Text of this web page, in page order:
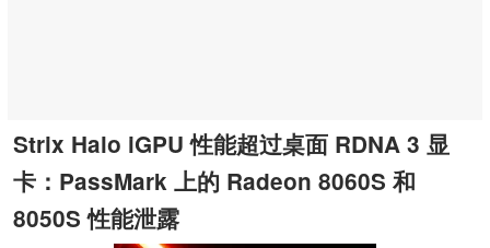
Strix Halo iGPU 性能超过桌面 RDNA 3 显
卡：PassMark 上的 Radeon 8060S 和
8050S 性能泄露